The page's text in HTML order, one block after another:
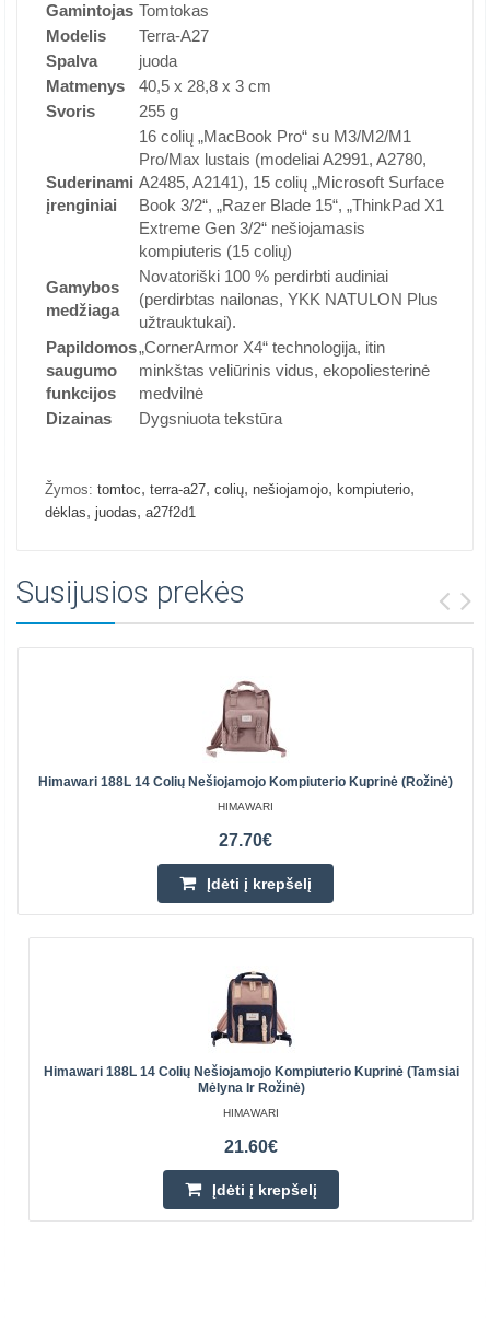
Gamintojas Tomtokas
Modelis
Terra-A27
Spalva
juoda
Matmenys
40,5 x 28,8 x 3 cm
Svoris
255 g
Suderinami
įrenginiai
16 colių „MacBook Pro“ su M3/M2/M1
Pro/Max lustais (modeliai A2991, A2780,
A2485, A2141), 15 colių „Microsoft Surface
Book 3/2“, „Razer Blade 15“, „ThinkPad X1
Extreme Gen 3/2“ nešiojamasis
kompiuteris (15 colių)
Gamybos
medžiaga
Novatoriški 100 % perdirbti audiniai
(perdirbtas nailonas, YKK NATULON Plus
užtrauktukai).
Papildomos
saugumo
funkcijos
„CornerArmor X4“ technologija, itin
minkštas veliūrinis vidus, ekopoliesterinė
medvilnė
Dizainas
Dygsniuota tekstūra
Žymos: tomtoc, terra-a27, colių, nešiojamojo, kompiuterio,
dėklas, juodas, a27f2d1
Susijusios prekės
Himawari 188L 14 Colių Nešiojamojo Kompiuterio Kuprinė (rožinė)
HIMAWARI
27.70€
Įdėti į krepšelį
Himawari 188L 14 Colių Nešiojamojo Kompiuterio Kuprinė (tamsiai
Mėlyna Ir Rožinė)
HIMAWARI
21.60€
Įdėti į krepšelį